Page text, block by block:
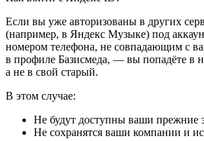
Если вы уже авторизованы в других
(например, в Яндекс Музыке) под
номером телефона, не совпадающим с
в профиле Базисмеда, — вы попадёте в
а не в свой старый.
В этом случае:
Не будут доступны ваши прежние
Не сохранятся ваши компании и